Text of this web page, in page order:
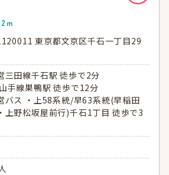
ｍ
東京都文京区千石一丁目29
三田線千石駅 徒歩で2分
手線巣鴨駅 徒歩で12分
バス ・上58系統/早63系統(早稲田
上野松坂屋前行)千石1丁目 徒歩で3